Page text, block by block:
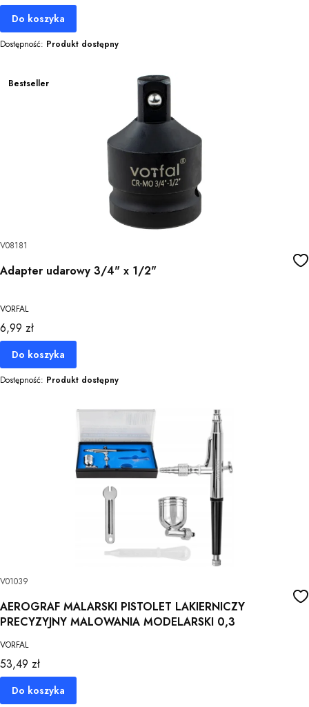
Do koszyka
Dostępność: Produkt dostępny
Bestseller
V08181
Adapter udarowy 3/4" x 1/2"
VORFAL
Cena
6,99 zł
Do koszyka
Dostępność: Produkt dostępny
V01039
AEROGRAF MALARSKI PISTOLET LAKIERNICZY
PRECYZYJNY MALOWANIA MODELARSKI 0,3
VORFAL
Cena
53,49 zł
Do koszyka